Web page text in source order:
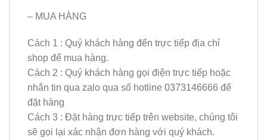
– MUA HÀNG
Cách 1 : Quý khách hàng đến trực tiếp địa chỉ
shop để mua hàng.
Cách 2 : Quý khách hàng gọi điện trực tiếp hoặc
nhắn tin qua zalo qua số hotline 0373146666 để
đặt hàng
Cách 3 : Đặt hàng trực tiếp trên website, chúng tôi
sẽ gọi lại xác nhận đơn hàng với quý khách.